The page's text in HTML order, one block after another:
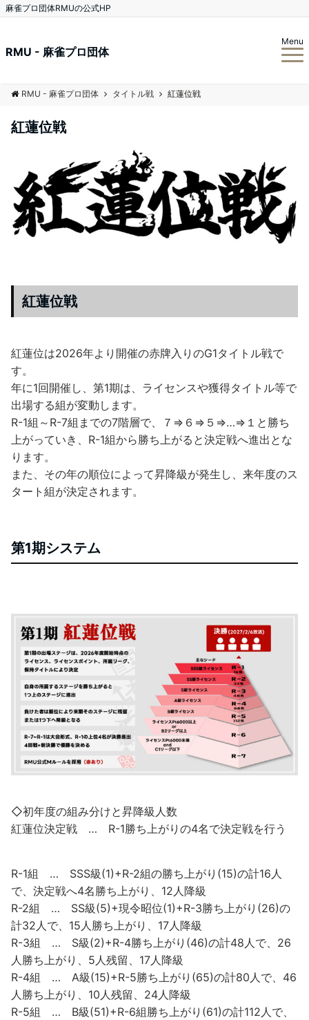
麻雀プロ団体RMUの公式HP
RMU - 麻雀プロ団体
Menu
RMU - 麻雀プロ団体 タイトル戦 紅蓮位戦
紅蓮位戦
紅蓮位戦
紅蓮位は2026年より開催の赤牌入りのG1タイトル戦で
す。
年に1回開催し、第1期は、ライセンスや獲得タイトル等で
出場する組が変動します。
R-1組～R-7組までの7階層で、７⇒６⇒５⇒…⇒１と勝ち
上がっていき、R-1組から勝ち上がると決定戦へ進出とな
ります。
また、その年の順位によって昇降級が発生し、来年度のス
タート組が決定されます。
第1期システム
◇初年度の組み分けと昇降級人数
紅蓮位決定戦 … R-1勝ち上がりの4名で決定戦を行う
R-1組 … SSS級(1)+R-2組の勝ち上がり(15)の計16人
で、決定戦へ4名勝ち上がり、12人降級
R-2組 … SS級(5)+現令昭位(1)+R-3勝ち上がり(26)の
計32人で、15人勝ち上がり、17人降級
R-3組 … S級(2)+R-4勝ち上がり(46)の計48人で、26
人勝ち上がり、5人残留、17人降級
R-4組 … A級(15)+R-5勝ち上がり(65)の計80人で、46
人勝ち上がり、10人残留、24人降級
R-5組 … B級(51)+R-6組勝ち上がり(61)の計112人で、